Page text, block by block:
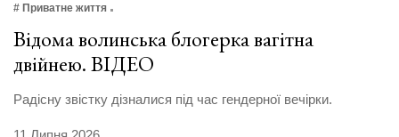
# Приватне життя
Відома волинська блогерка вагітна
двійнею. ВІДЕО
Радісну звістку дізналися під час гендерної вечірки.